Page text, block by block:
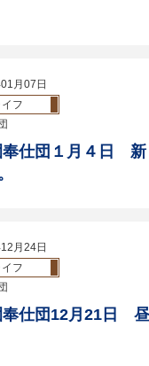
月07日
フ
奉仕団１月４日 新
月24日
フ
仕団12月21日